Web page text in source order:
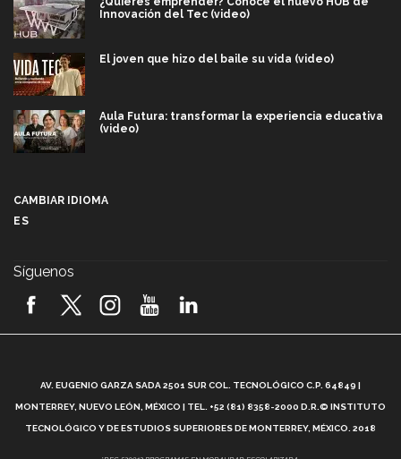
Innovación del Tec (video)
El joven que hizo del baile su vida (video)
Aula Futura: transformar la experiencia educativa
(video)
2026! (video)
¿Cómo es el Modelo Educativo Tec? (video)
CAMBIAR IDIOMA
ES
Síguenos
AV. EUGENIO GARZA SADA 2501 SUR COL. TECNOLÓGICO C.P. 64849 |
MONTERREY, NUEVO LEÓN, MÉXICO | TEL. +52 (81) 8358-2000 D.R.© INSTITUTO
TECNOLÓGICO Y DE ESTUDIOS SUPERIORES DE MONTERREY, MÉXICO. 2018